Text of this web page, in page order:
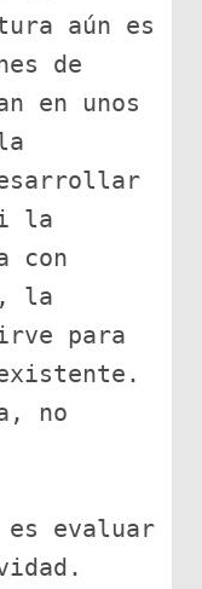
aún es
de
en unos
la
con
la
para
no
es evaluar